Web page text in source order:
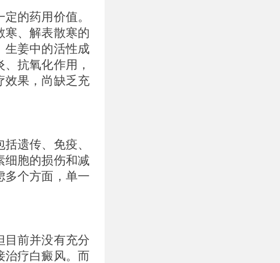
的药用价值。
寒、解表散寒的
生姜中的活性成
抗氧化作用，
效果，尚缺乏充
遗传、免疫、
细胞的损伤和减
多个方面，单一
前并没有充分
治疗白癜风。而